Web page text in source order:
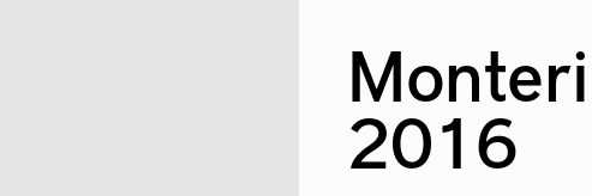
2016